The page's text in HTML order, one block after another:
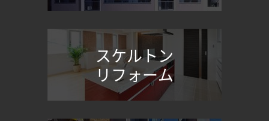
スケルトン
リフォーム